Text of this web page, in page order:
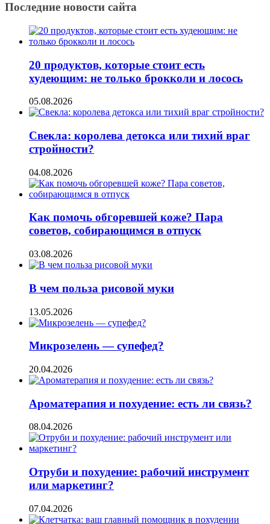
Последние новости сайта
20 продуктов, которые стоит есть
худеющим: не только брокколи и лосось
05.08.2026
Свекла: королева детокса или тихий враг
стройности?
04.08.2026
Как помочь обгоревшей коже? Пара
советов, собирающимся в отпуск
03.08.2026
В чем польза рисовой муки
13.05.2026
Микрозелень — супефед?
20.04.2026
Ароматерапия и похудение: есть ли связь?
08.04.2026
Отруби и похудение: рабочий инструмент
или маркетинг?
07.04.2026